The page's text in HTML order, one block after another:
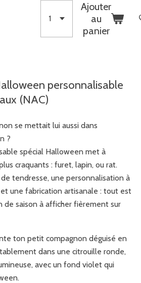
Ajouter
au
panier
personnalisable
(NAC)
se mettait lui aussi dans
?
spécial Halloween met à
craquants : furet, lapin, ou rat.
tendresse, une personnalisation à
une fabrication artisanale : tout est
de saison à afficher fièrement sur
ton petit compagnon déguisé en
dans une citrouille ronde,
avec un fond violet qui